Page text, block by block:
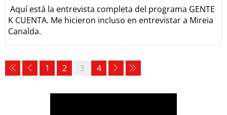
Aquí está la entrevista completa del programa GENTE
K CUENTA. Me hicieron incluso en entrevistar a Mireia
Canalda.
1 2 3 4